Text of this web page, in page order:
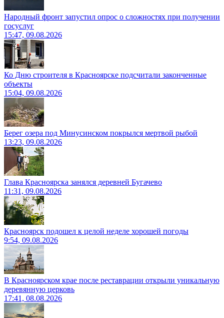
Народный фронт запустил опрос о сложностях при получении
госуслуг
15:47, 09.08.2026
Ко Дню строителя в Красноярске подсчитали законченные
объекты
15:04, 09.08.2026
Берег озера под Минусинском покрылся мертвой рыбой
13:23, 09.08.2026
Глава Красноярска занялся деревней Бугачево
11:31, 09.08.2026
Красноярск подошел к целой неделе хорошей погоды
9:54, 09.08.2026
В Красноярском крае после реставрации открыли уникальную
деревянную церковь
17:41, 08.08.2026